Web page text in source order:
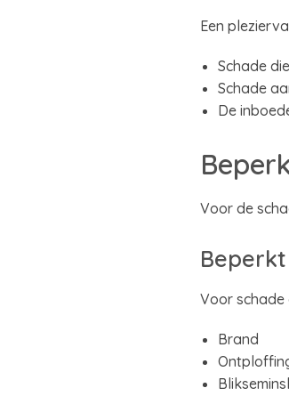
Een
Schade
Schade
De
Voor de
Voor schade
Brand